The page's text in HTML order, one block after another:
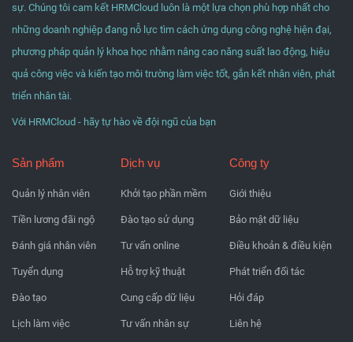
sự. Chúng tôi cam kết HRMCloud luôn là một lựa chọn phù hợp nhất cho
những doanh nghiệp đang nỗ lực tìm cách ứng dụng công nghệ hiện đại,
phương pháp quản lý khoa học nhằm nâng cao năng suất lao động, hiệu
quả công việc và kiến tạo môi trường làm việc tốt, gắn kết nhân viên, phát
triển nhân tài.
Với HRMCloud - hãy tự hào về đội ngũ của bạn
Sản phẩm
Quản lý nhân viên
Tiền lương đãi ngộ
Đánh giá nhân viên
Tuyển dụng
Đào tạo
Lịch làm việc
Dịch vụ
Khởi tạo phần mềm
Đào tạo sử dụng
Tư vấn online
Hỗ trợ kỹ thuật
Cung cấp dữ liệu
Tư vấn nhân sự
Công ty
Giới thiệu
Bảo mật dữ liệu
Điều khoản & điều kiện
Phát triển đối tác
Hỏi đáp
Liên hệ